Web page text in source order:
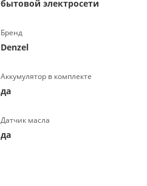
бытовой электросети
Бренд
Denzel
Аккумулятор в комплекте
да
Датчик масла
да